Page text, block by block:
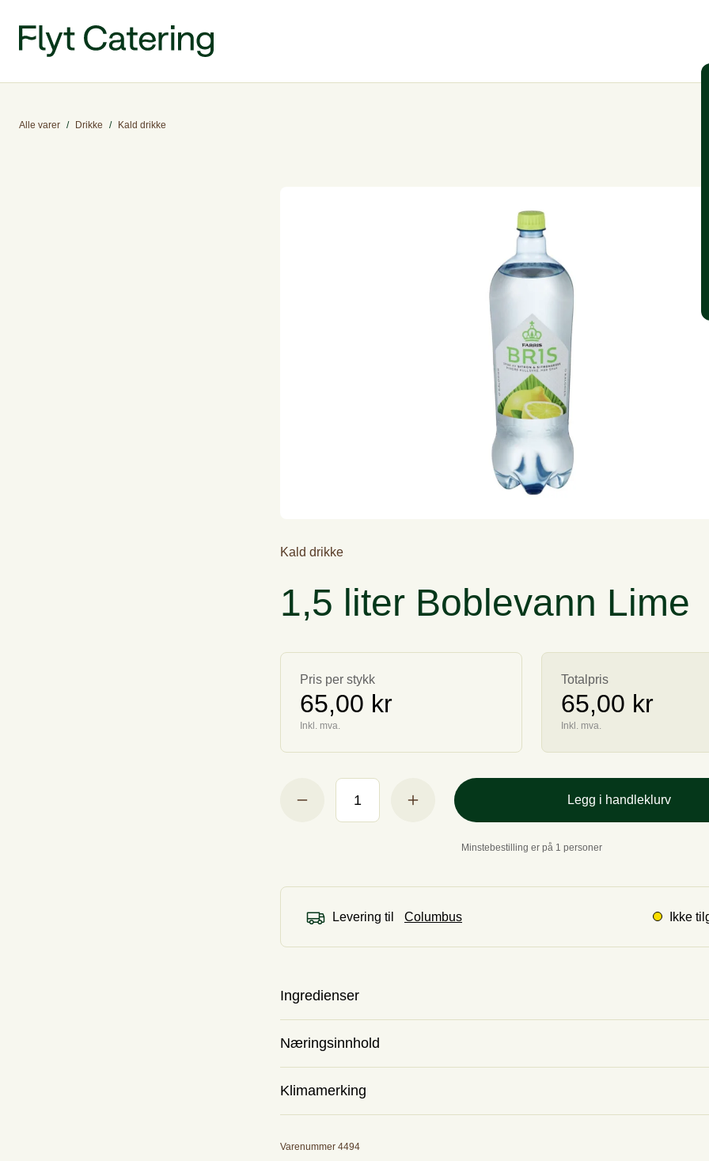
Alle varer / Drikke / Kald drikke
Kald drikke
1,5 liter Boblevann Lime
Pris per stykk
65,00 kr
Inkl. mva.
Totalpris
65,00 kr
Inkl. mva.
Legg i handleklurv
Minstebestilling er på 1 personer
Levering til Ikke
Ingredienser
Boblevann Lime 1,5.
Næringsinnhold
Fett
Klimamerking
Varenummer 4494